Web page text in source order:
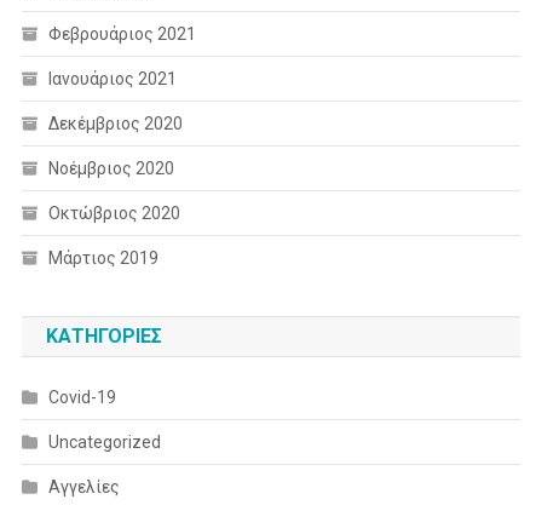
Φεβρουάριος 2021
Ιανουάριος 2021
Δεκέμβριος 2020
Νοέμβριος 2020
Οκτώβριος 2020
Μάρτιος 2019
KΑΤΗΓΟΡΊΕΣ
Covid-19
Uncategorized
Αγγελίες